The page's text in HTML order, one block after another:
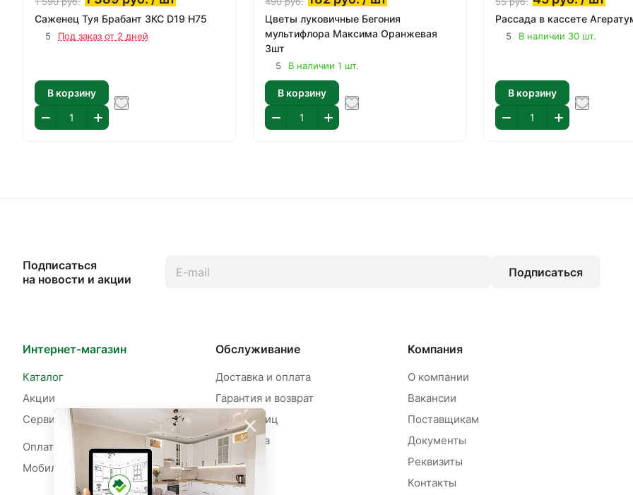
Саженец Туя Брабант ЗКС D19 H75
5 Под заказ от 2 дней
В корзину
Цветы луковичные Бегония
мультифлора Максима Оранжевая
3шт
5 В наличии 1 шт.
В корзину
Рассада в кассете
5 В наличии 30 шт.
В корзину
Подписаться
на новости и акции
Подписаться
Интернет-магазин
Каталог
Акции
Сервисы
Оплата рассрочки
Мобильное приложение
Обслуживание
Доставка и оплата
Гарантия и возврат
Для юр. лиц
Рассрочка
Компания
О компании
Вакансии
Поставщикам
Документы
Реквизиты
Контакты